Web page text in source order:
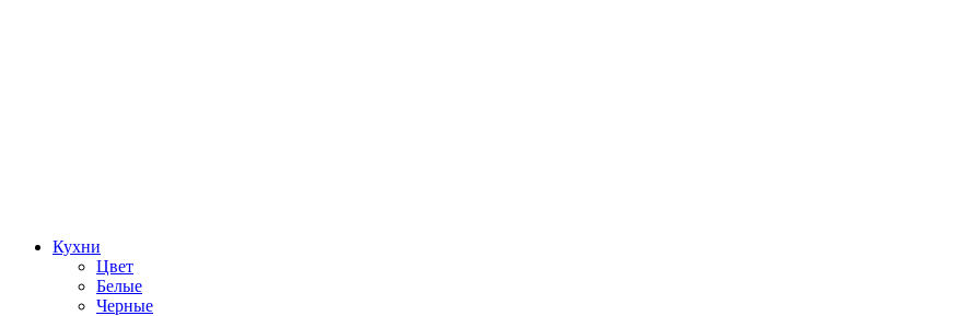
Кухни
Цвет
Белые
Черные